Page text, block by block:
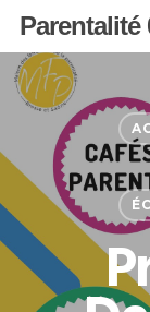
sur
Parentalité